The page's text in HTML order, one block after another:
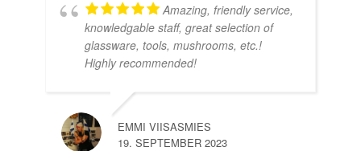
Amazing, friendly service,
knowledgable staff, great selection of
glassware, tools, mushrooms, etc.!
Highly recommended!
EMMI VIISASMIES
19. SEPTEMBER 2023